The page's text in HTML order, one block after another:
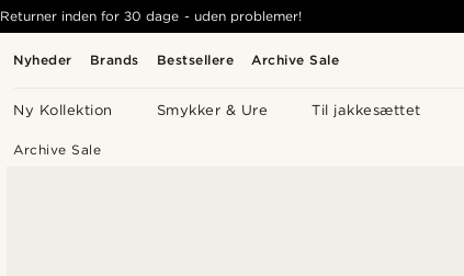
Nyheder Brands Bestsellere Archive Sale
Ny Kollektion Smykker & Ure Til jakkesættet
Returner inden for 30 dage - uden problemer!
Archive Sale